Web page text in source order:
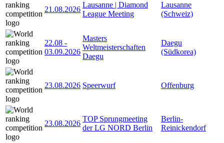
21.08.2026
Lausanne | Diamond
League Meeting
Lausanne
(Schweiz)
22.08 -
03.09.2026
Masters
Weltmeisterschaften
Daegu
Daegu
(Südkorea)
23.08.2026 Speerwurf Offenburg
23.08.2026
TOP Sprungmeeting
der LG NORD Berlin
Berlin-
Reinickendorf